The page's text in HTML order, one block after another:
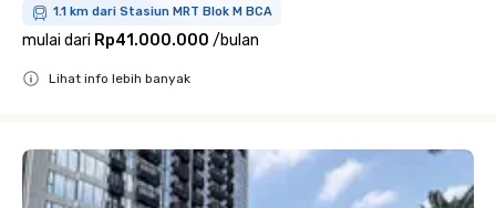
1.1 km dari Stasiun MRT Blok M BCA
mulai dari Rp41.000.000 /bulan
Lihat info lebih banyak